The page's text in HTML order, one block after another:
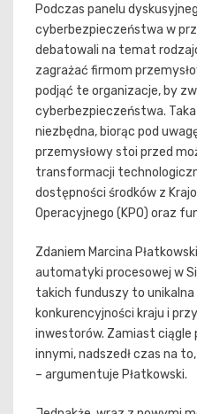
Podczas panelu
cyberbezpieczeństwa w
debatowali na temat
zagrażać firmom
podjąć te organizacje, by
cyberbezpieczeństwa.
niezbędna, biorąc pod
przemysłowy stoi przed
transformacji
dostępności środków z
Operacyjnego (KPO) oraz
Zdaniem Marcina
automatyki procesowej w
takich funduszy to unikalna
konkurencyjności kraju i
inwestorów. Zamiast ciągle
innymi, nadszedł czas na
– argumentuje Płatkowski.